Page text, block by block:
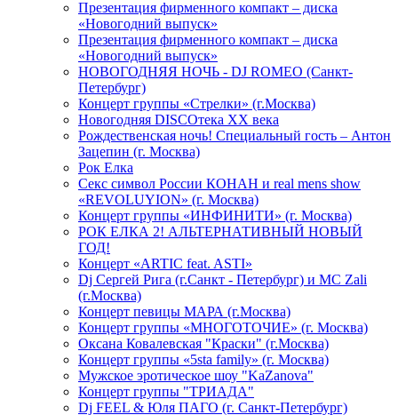
Презентация фирменного компакт – диска
«Новогодний выпуск»
Презентация фирменного компакт – диска
«Новогодний выпуск»
НОВОГОДНЯЯ НОЧЬ - DJ ROMEO (Санкт-
Петербург)
Концерт группы «Стрелки» (г.Москва)
Новогодняя DISCOтека ХХ века
Рождественская ночь! Специальный гость – Антон
Зацепин (г. Москва)
Рок Елка
Секс символ России КОНАН и real mens show
«REVOLUYION» (г. Москва)
Концерт группы «ИНФИНИТИ» (г. Москва)
РОК ЕЛКА 2! АЛЬТЕРНАТИВНЫЙ НОВЫЙ
ГОД!
Концерт «ARTIC feat. ASTI»
Dj Сергей Рига (г.Санкт - Петербург) и MC Zali
(г.Москва)
Концерт певицы МАРА (г.Москва)
Концерт группы «МНОГОТОЧИЕ» (г. Москва)
Оксана Ковалевская "Краски" (г.Москва)
Концерт группы «5sta family» (г. Москва)
Мужское эротическое шоу "KaZanova"
Концерт группы "ТРИАДА"
Dj FEEL & Юля ПАГО (г. Санкт-Петербург)